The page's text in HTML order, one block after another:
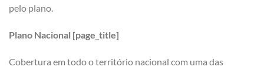
pelo plano.
Plano Nacional [page_title]
Cobertura em todo o território nacional com uma das